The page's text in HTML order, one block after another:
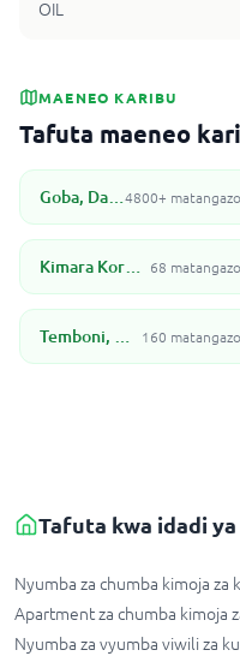
OIL
MAENEO KARIBU
Tafuta maeneo
Goba, Dar Es Salaam4800+ matangazo
Kimara Korogwe, Dar es Salaam 68 matangazo
Temboni, Dar es Salaam 160 matangazo
Tafuta kwa idadi
Nyumba za chumba kimoja za
Apartment za chumba kimoja
Nyumba za vyumba viwili za